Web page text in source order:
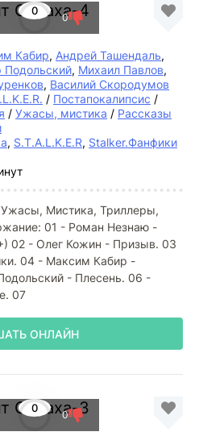
Страха-4
0
0
Кабир, Андрей Ташендаль,
Подольский, Михаил Павлов,
, Василий Скородумов
/ Постапокалипсис /
/ Ужасы, мистика / Рассказы
, S.T.A.L.K.E.R, Stalker.Фанфики
Ужасы, Мистика, Триллеры,
01 - Роман Незнаю -
02 - Олег Кожин - Призыв. 03
04 - Максим Кабир -
- Плесень. 06 -
07
ОНЛАЙН
Страха-3
0
0